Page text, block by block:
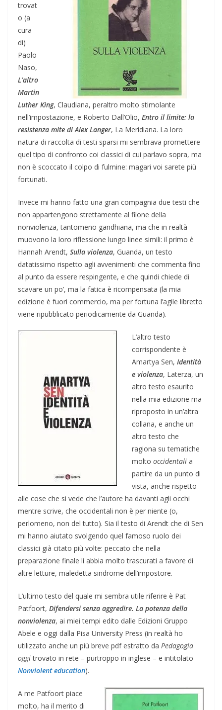
trovat
o (a
cura
di)
Paolo
Naso,
L’altro
Martin
Luther King, Claudiana, peraltro molto stimolante
nell’impostazione, e Roberto Dall’Olio, Entro il limite: la
resistenza mite di Alex Langer, La Meridiana. La loro
natura di raccolta di testi sparsi mi sembrava promettere
quel tipo di confronto coi classici di cui parlavo sopra, ma
non è scoccato il colpo di fulmine: magari voi sarete più
fortunati.
Invece mi hanno fatto una gran compagnia due testi che
non appartengono strettamente al filone della
nonviolenza, tantomeno gandhiana, ma che in realtà
muovono la loro riflessione lungo linee simili: il primo è
Hannah Arendt, Sulla violenza, Guanda, un testo
datatissimo rispetto agli avvenimenti che commenta fino
al punto da essere respingente, e che quindi chiede di
scavare un po’, ma la fatica è ricompensata (la mia
edizione è fuori commercio, ma per fortuna l’agile libretto
viene ripubblicato periodicamente da Guanda).
L’altro testo
corrispondente è
Amartya Sen, Identità
e violenza, Laterza, un
altro testo esaurito
nella mia edizione ma
riproposto in un’altra
collana, e anche un
altro testo che
ragiona su tematiche
molto occidentali a
partire da un punto di
vista, anche rispetto
alle cose che si vede che l’autore ha davanti agli occhi
mentre scrive, che occidentali non è per niente (o,
perlomeno, non del tutto). Sia il testo di Arendt che di Sen
mi hanno aiutato svolgendo quel famoso ruolo dei
classici già citato più volte: peccato che nella
preparazione finale li abbia molto trascurati a favore di
altre letture, maledetta sindrome dell’impostore.
L’ultimo testo del quale mi sembra utile riferire è Pat
Patfoort, Difendersi senza aggredire. La potenza della
nonviolenza, ai miei tempi edito dalle Edizioni Gruppo
Abele e oggi dalla Pisa University Press (in realtà ho
utilizzato anche un più breve pdf estratto da Pedagogia
oggitrovato in rete – purtroppo in inglese – e intitolato
Nonviolent education).
A me Patfoort piace
molto, ha il merito di